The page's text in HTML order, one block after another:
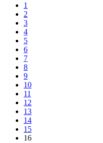
1
2
3
4
5
6
7
8
9
10
11
12
13
14
15
16